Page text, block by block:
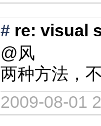
# re: visual
@风
两种方法，
2009-08-01